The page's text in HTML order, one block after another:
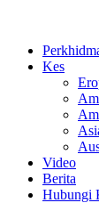
Kes
Video
Berita
Hubungi